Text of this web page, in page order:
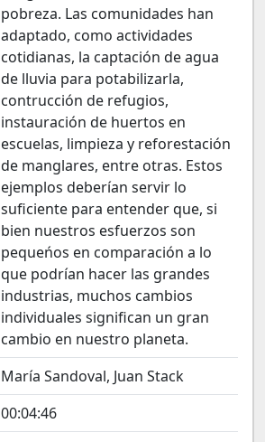
pobreza. Las comunidades han
adaptado, como actividades
cotidianas, la captación de agua
de lluvia para potabilizarla,
contrucción de refugios,
instauración de huertos en
escuelas, limpieza y reforestación
de manglares, entre otras. Estos
ejemplos deberían servir lo
suficiente para entender que, si
bien nuestros esfuerzos son
pequeńos en comparación a lo
que podrían hacer las grandes
industrias, muchos cambios
individuales significan un gran
cambio en nuestro planeta.
María Sandoval, Juan Stack
00:04:46